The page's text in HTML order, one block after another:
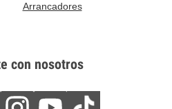
Arrancadores
con nosotros